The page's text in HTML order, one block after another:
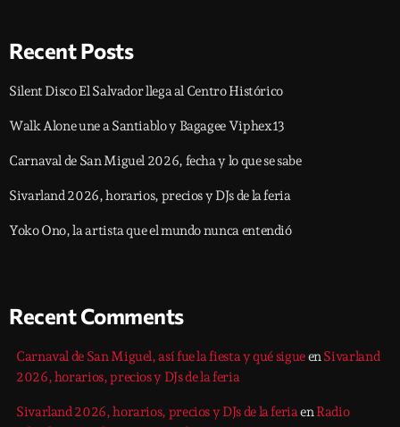
Recent Posts
Silent Disco El Salvador llega al Centro Histórico
Walk Alone une a Santiablo y Bagagee Viphex13
Carnaval de San Miguel 2026, fecha y lo que se sabe
Sivarland 2026, horarios, precios y DJs de la feria
Yoko Ono, la artista que el mundo nunca entendió
Recent Comments
Carnaval de San Miguel, así fue la fiesta y qué sigueen Sivarland
2026, horarios, precios y DJs de la feria
Sivarland 2026, horarios, precios y DJs de la feriaen Radio